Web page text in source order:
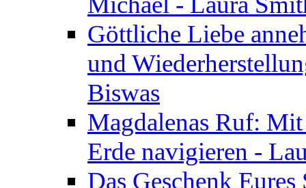
Göttliche Liebe
und
Biswas
Magdalenas Ruf:
Erde navigieren -
Das Geschenk